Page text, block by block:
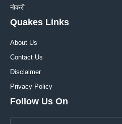
नोकरी
Quakes Links
About Us
Contact Us
Disclaimer
Privacy Policy
Follow Us On